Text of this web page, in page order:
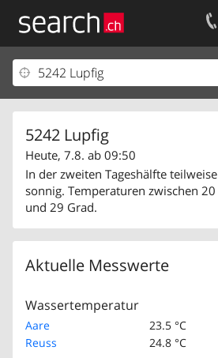
5242 Lupfig
Heute, 7.8. ab 09:50
In der zweiten Tageshälfte teilweise
sonnig. Temperaturen zwischen 20
und 29 Grad.
Aktuelle Messwerte
Wassertemperatur
Aare
23.5 °C
Reuss
24.8 °C
Ihr Eintrag
Kundencenter Geschäftskunden